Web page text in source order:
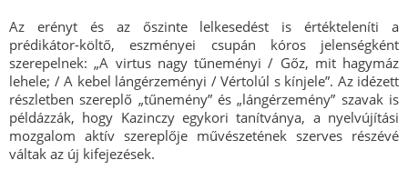
Az erényt és az őszinte lelkesedést is értékteleníti a
prédikátor-költő, eszményei csupán kóros jelenségként
szerepelnek: „A virtus nagy tűneményi / Gőz, mit hagymáz
lehele; / A kebel lángérzeményi / Vértolúl s kínjele”. Az idézett
részletben szereplő „tűnemény” és „lángérzemény” szavak is
példázzák, hogy Kazinczy egykori tanítványa, a nyelvújítási
mozgalom aktív szereplője művészetének szerves részévé
váltak az új kifejezések.